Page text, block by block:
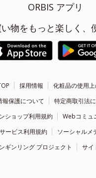
ORBIS アプリ
物をもっと楽しく、
採用情報
化粧品の使用
報保護について
特定商取引法
ショップ利用規約
Webコミュ
ービス利用規約
ソーシャルメ
ギンリング プロジェクト
サイ